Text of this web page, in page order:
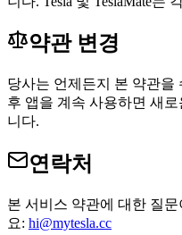
약관 변경
당사는 언제든지 본 약관을
후 앱을 계속 사용하면 새
니다.
연락처
본 서비스 약관에 대한 질
요: hi@mytesla.cc